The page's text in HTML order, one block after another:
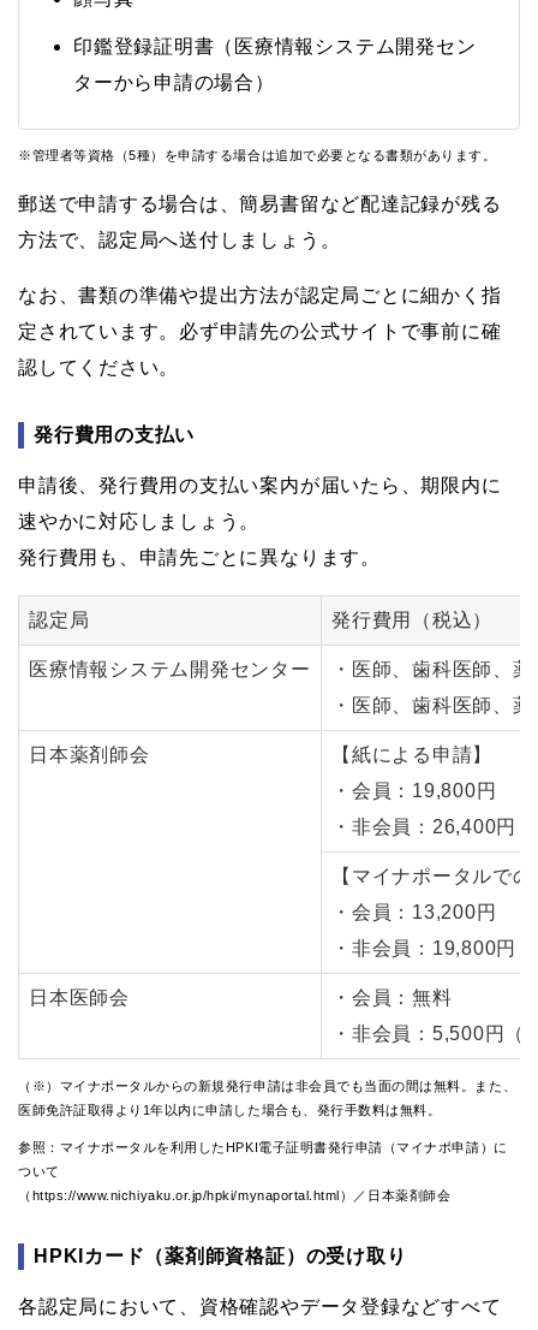
印鑑登録証明書（医療情報システム開発セン
ターから申請の場合）
※管理者等資格（5種）を申請する場合は追加で必要となる書類があります。
郵送で申請する場合は、簡易書留など配達記録が残る
方法で、認定局へ送付しましょう。
なお、書類の準備や提出方法が認定局ごとに細かく指
定されています。必ず申請先の公式サイトで事前に確
認してください。
発行費用の支払い
申請後、発行費用の支払い案内が届いたら、期限内に
速やかに対応しましょう。
発行費用も、申請先ごとに異なります。
認定局 発行費用（税込）
医療情報システム開発センター
・医師、歯科医師、
・医師、歯科医師、
日本薬剤師会
【紙による申請】
・会員：19,800円
・非会員：26,400円
【マイナポータルで
・会員：13,200円
・非会員：19,800円
日本医師会
・会員：無料
・非会員：5,500円（
（※）マイナポータルからの新規発行申請は非会員でも当面の間は無料。また、
医師免許証取得より1年以内に申請した場合も、発行手数料は無料。
参照：マイナポータルを利用したHPKI電子証明書発行申請（マイナポ申請）に
ついて
（https://www.nichiyaku.or.jp/hpki/mynaportal.html）／日本薬剤師会
HPKIカード（薬剤師資格証）の受け取り
各認定局において、資格確認やデータ登録などすべて